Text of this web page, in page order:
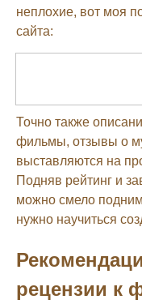
неплохие, вот моя
сайта:
Точно также
фильмы, отзывы о
выставляются на
Подняв рейтинг и
можно смело
нужно научиться
рецензии к